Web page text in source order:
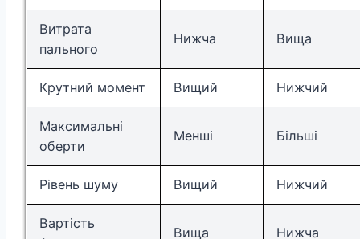
Витрата
пального
Нижча Вища
Крутний момент Вищий Нижчий
Максимальні
оберти
Менші Більші
Рівень шуму Вищий Нижчий
Вартість
Вища Нижча